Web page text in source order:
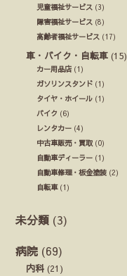
児童福祉サービス (3)
障害福祉サービス (8)
高齢者福祉サービス (17)
車・バイク・自転車 (15)
カー用品店 (1)
ガソリンスタンド (1)
タイヤ・ホイール (1)
バイク (6)
レンタカー (4)
中古車販売・買取 (0)
自動車ディーラー (1)
自動車修理・板金塗装 (2)
自転車(1)
未分類 (3)
病院 (69)
内科 (21)